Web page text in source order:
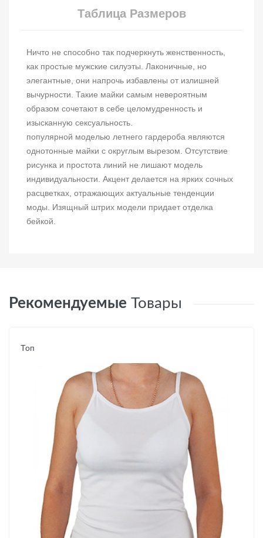
Таблица Размеров
Ничто не способно так подчеркнуть женственность,
как простые мужские силуэты. Лаконичные, но
элегантные, они напрочь избавлены от излишней
вычурности. Такие майки самым невероятным
образом сочетают в себе целомудренность и
изысканную сексуальность.
популярной моделью летнего гардероба являются
однотонные майки с округлым вырезом. Отсутствие
рисунка и простота линий не лишают модель
индивидуальности. Акцент делается на ярких сочных
расцветках, отражающих актуальные тенденции
моды. Изящный штрих модели придает отделка
бейкой.
Рекомендуемые Товары
Топ